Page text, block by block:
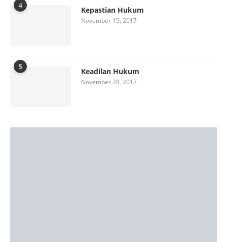
4 Kepastian Hukum
November 15, 2017
5 Keadilan Hukum
November 28, 2017